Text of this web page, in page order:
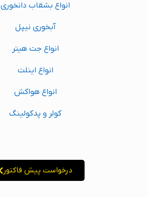
انواع بشقاب دانخوری
آبخوری نیپل
انواع جت هیتر
انواع اینلت
انواع هواکش
کولر و پدکولینگ
درخواست پیش فاکتور